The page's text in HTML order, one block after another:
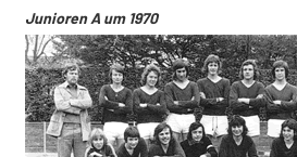
Junioren A um 1970